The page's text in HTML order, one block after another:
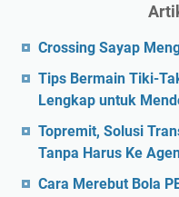
Crossing Sayap
Tips Bermain Tiki-
Lengkap untuk
Topremit, Solusi
Tanpa Harus Ke
Cara Merebut Bola